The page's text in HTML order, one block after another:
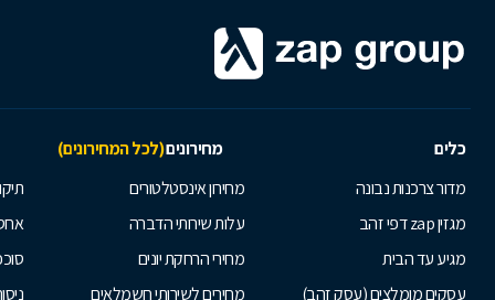
כלים מחירונים(לכל המחירונים)
מדור צרכנות נבונה
מגזין zap דפי זהב
מגיע עד הבית
עסקים מומלצים (עסק זהב)
מחירון אינסטלטורים
עלות שירותי הדברה
מחירי הרחקת יונים
מחירים לשירותי חשמלאים